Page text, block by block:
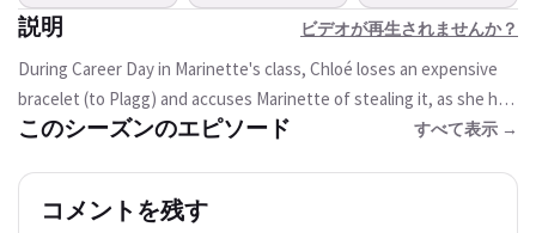
説明 ビデオが再生されませんか？
During Career Day in Marinette's class, Chloé loses an expensive
bracelet (to Plagg) and accuses Marinette of stealing it, as she had
just slipped over Chloé's bag. Chloé's father, Mr. Bourgeois, orders
Roger, however, refuses, saying that he cannot do that, unless
there is evidence Marinette stole Chloé's bracelet, as it is against
このシーズンのエピソード すべて表示 →
コメントを残す